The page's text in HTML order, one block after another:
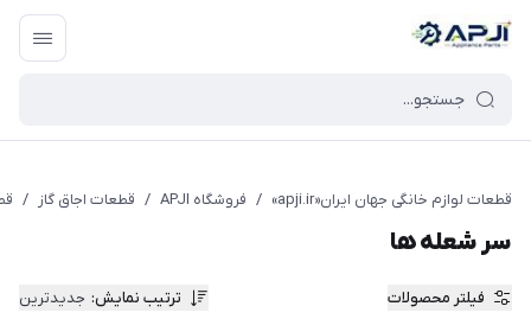
قطعات یدکی و جانبی لوازم خانگی جهان ایران
قطعات لوازم خانگی جهان ایران«apji.ir» / فروشگاه APJI / قطعات اجاق گاز /
سر شعله ها
فیلتر محصولات ترتیب نمایش: جدیدترین